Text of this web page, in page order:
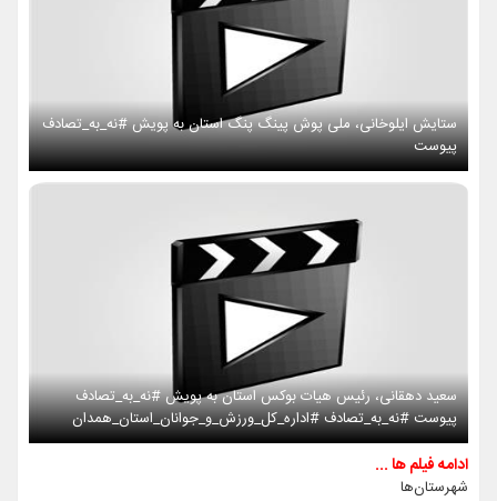
ستایش ایلوخانی، ملی پوش پینگ پنگ استان به پویش #نه_به_تصادف
پیوست
سعید دهقانی، رئیس هیات بوکس استان به پویش #نه_به_تصادف
پیوست #نه_به_تصادف #اداره_کل_ورزش_و_جوانان_استان_همدان
ادامه فیلم ها ...
شهرستان‌ها